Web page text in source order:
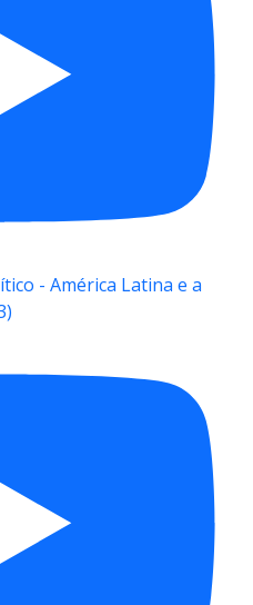
- América Latina e a